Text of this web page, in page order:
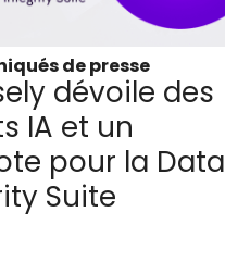
de presse
dévoile des
IA et un
pour la Data
Suite